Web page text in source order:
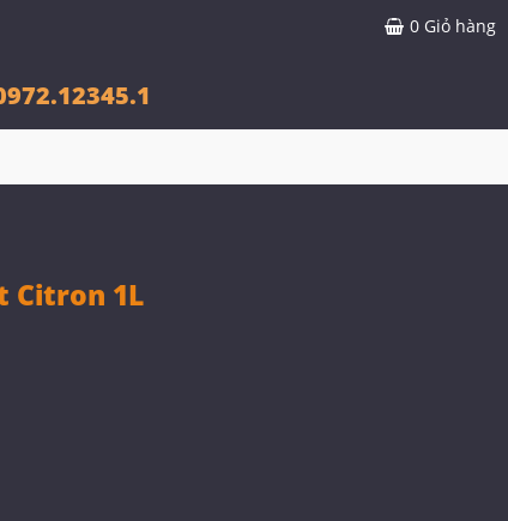
0 Giỏ hàng
Citron 1L